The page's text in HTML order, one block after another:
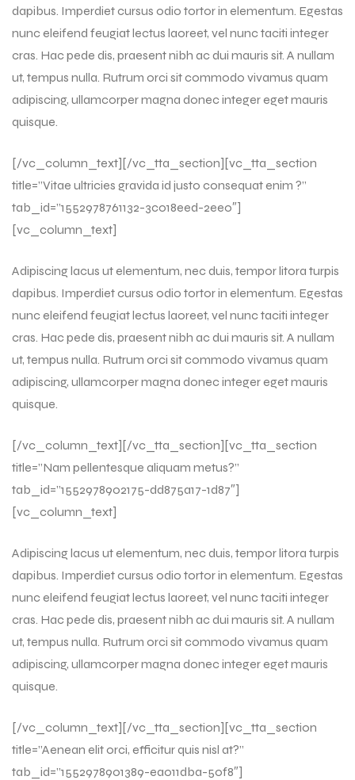
dapibus. Imperdiet cursus odio tortor in elementum. Egestas
nunc eleifend feugiat lectus laoreet, vel nunc taciti integer
cras. Hac pede dis, praesent nibh ac dui mauris sit. A nullam
ut, tempus nulla. Rutrum orci sit commodo vivamus quam
adipiscing, ullamcorper magna donec integer eget mauris
quisque.
[/vc_column_text][/vc_tta_section][vc_tta_section
title=”Vitae ultricies gravida id justo consequat enim ?”
tab_id=”1552978761132-3c018eed-2ee0″]
[vc_column_text]
Adipiscing lacus ut elementum, nec duis, tempor litora turpis
dapibus. Imperdiet cursus odio tortor in elementum. Egestas
nunc eleifend feugiat lectus laoreet, vel nunc taciti integer
cras. Hac pede dis, praesent nibh ac dui mauris sit. A nullam
ut, tempus nulla. Rutrum orci sit commodo vivamus quam
adipiscing, ullamcorper magna donec integer eget mauris
quisque.
[/vc_column_text][/vc_tta_section][vc_tta_section
title=”Nam pellentesque aliquam metus?”
tab_id=”1552978902175-dd875a17-1d87″]
[vc_column_text]
Adipiscing lacus ut elementum, nec duis, tempor litora turpis
dapibus. Imperdiet cursus odio tortor in elementum. Egestas
nunc eleifend feugiat lectus laoreet, vel nunc taciti integer
cras. Hac pede dis, praesent nibh ac dui mauris sit. A nullam
ut, tempus nulla. Rutrum orci sit commodo vivamus quam
adipiscing, ullamcorper magna donec integer eget mauris
quisque.
[/vc_column_text][/vc_tta_section][vc_tta_section
title=”Aenean elit orci, efficitur quis nisl at?”
tab_id=”1552978901389-ea011dba-50f8″]